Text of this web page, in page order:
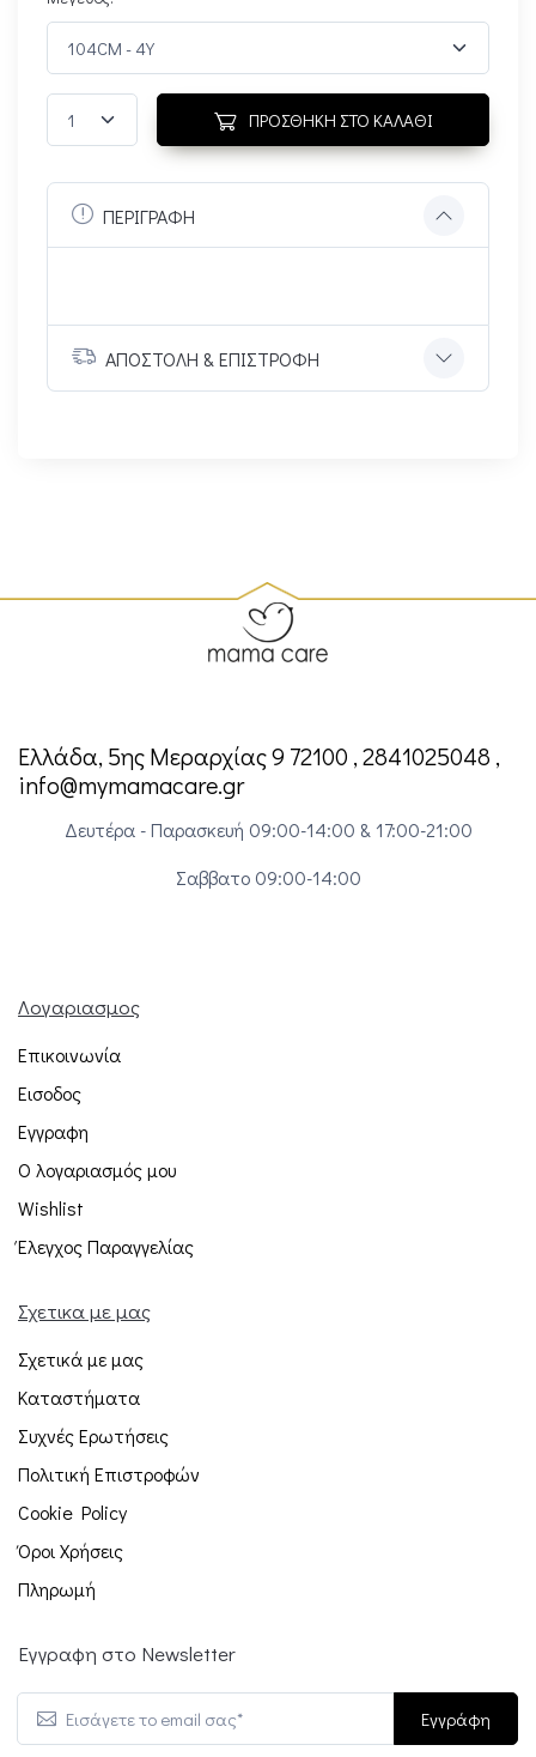
ΠΡΟΣΘΗΚΗ ΣΤΟ ΚΑΛΑΘΙ
ΠΕΡΙΓΡΑΦΗ
ΑΠΟΣΤΟΛΗ & ΕΠΙΣΤΡΟΦΗ
Ελλάδα, 5ης Μεραρχίας 9 72100 , 2841025048 ,
info@mymamacare.gr
Δευτέρα - Παρασκευή 09:00-14:00 & 17:00-21:00
Σαββατο 09:00-14:00
Λογαριασμος
Επικοινωνία
Εισοδος
Εγγραφη
Ο λογαριασμός μου
Wishlist
Έλεγχος Παραγγελίας
Σχετικα με μας
Σχετικά με μας
Καταστήματα
Συχνές Ερωτήσεις
Πολιτική Επιστροφών
Cookie Policy
Όροι Χρήσεις
Πληρωμή
Εγγραφη στο Newsletter
Εγγράφη